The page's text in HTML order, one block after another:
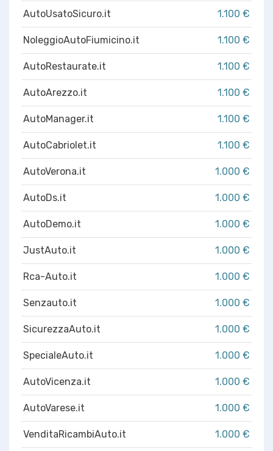
AutoUsatoSicuro.it 1.100 €
NoleggioAutoFiumicino.it 1.100 €
AutoRestaurate.it 1.100 €
AutoArezzo.it 1.100 €
AutoManager.it 1.100 €
AutoCabriolet.it 1.100 €
AutoVerona.it 1.000 €
AutoDs.it 1.000 €
AutoDemo.it 1.000 €
JustAuto.it 1.000 €
Rca-Auto.it 1.000 €
Senzauto.it 1.000 €
SicurezzaAuto.it 1.000 €
SpecialeAuto.it 1.000 €
AutoVicenza.it 1.000 €
AutoVarese.it 1.000 €
VenditaRicambiAuto.it 1.000 €